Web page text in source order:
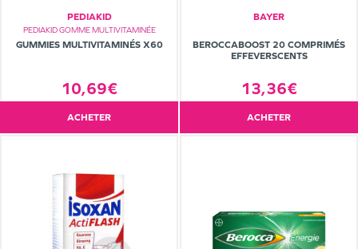
PEDIAKID
PEDIAKID GOMME MULTIVITAMINÉE
GUMMIES MULTIVITAMINÉS X60
10,69€
ACHETER
BAYER
BEROCCABOOST 20 COMPRIMÉS
EFFEVERSCENTS
13,36€
ACHETER